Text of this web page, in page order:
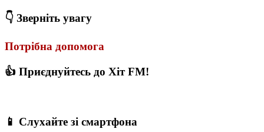
👇 Зверніть увагу
Потрібна допомога
👍 Приєднуйтесь до Хіт FM!
📱 Слухайте зі смартфона